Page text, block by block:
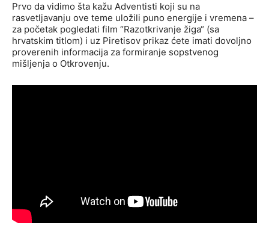
Prvo da vidimo šta kažu Adventisti koji su na
rasvetljavanju ove teme uložili puno energije i vremena –
za početak pogledati film “Razotkrivanje žiga“ (sa
hrvatskim titlom) i uz Piretisov prikaz ćete imati dovoljno
proverenih informacija za formiranje sopstvenog
mišljenja o Otkrovenju.